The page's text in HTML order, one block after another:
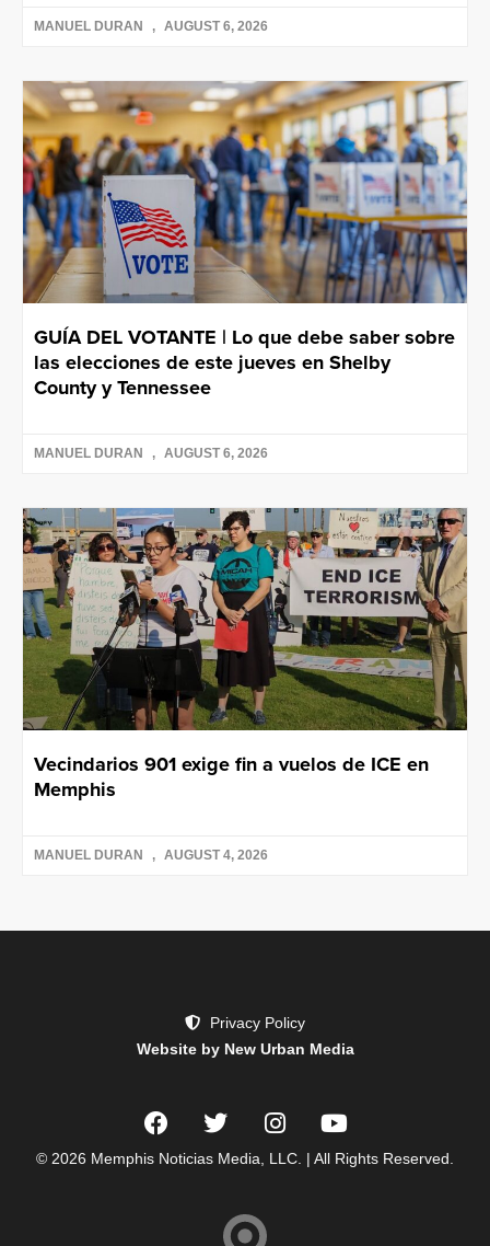
MANUEL DURAN AUGUST 6, 2026
GUÍA DEL VOTANTE | Lo que debe saber sobre
las elecciones de este jueves en Shelby
County y Tennessee
MANUEL DURAN AUGUST 6, 2026
Vecindarios 901 exige fin a vuelos de ICE en
Memphis
MANUEL DURAN AUGUST 4, 2026
Privacy Policy
Website by New Urban Media
© 2026 Memphis Noticias Media, LLC. | All Rights Reserved.